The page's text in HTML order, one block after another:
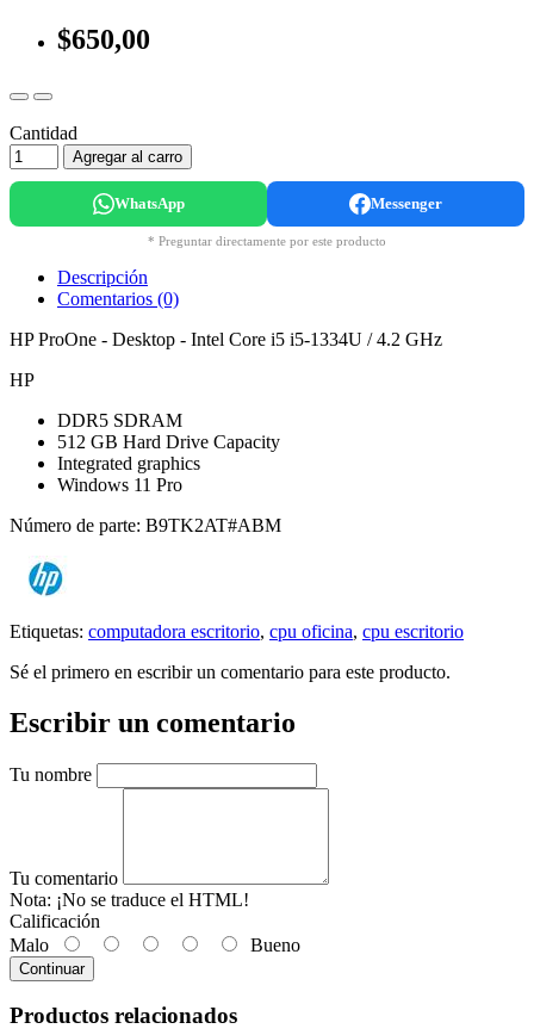
$650,00
Cantidad
Agregar al carro
WhatsApp Messenger
* Preguntar directamente por este producto
Descripción
Comentarios (0)
HP ProOne - Desktop - Intel Core i5 i5-1334U / 4.2 GHz
HP
DDR5 SDRAM
512 GB Hard Drive Capacity
Integrated graphics
Windows 11 Pro
Número de parte: B9TK2AT#ABM
Etiquetas: computadora escritorio, cpu oficina, cpu escritorio
Sé el primero en escribir un comentario para este producto.
Escribir un comentario
Tu nombre
Tu comentario
Nota: ¡No se traduce el HTML!
Calificación
Malo
Bueno
Continuar
Productos relacionados